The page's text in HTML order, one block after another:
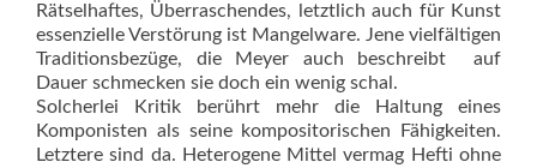
Rätselhaftes, Überraschendes, letztlich auch für Kunst
essenzielle Verstörung ist Mangelware. Jene vielfältigen
Traditionsbezüge, die Meyer auch beschreibt  auf
Dauer schmecken sie doch ein wenig schal.
Solcherlei Kritik berührt mehr die Haltung eines
Komponisten als seine kompositorischen Fähigkeiten.
Letztere sind da. Heterogene Mittel vermag Hefti ohne